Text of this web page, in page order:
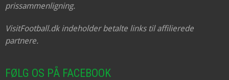
prissammenligning.
VisitFootball.dk indeholder betalte links til affilierede
partnere.
FØLG OS PÅ FACEBOOK